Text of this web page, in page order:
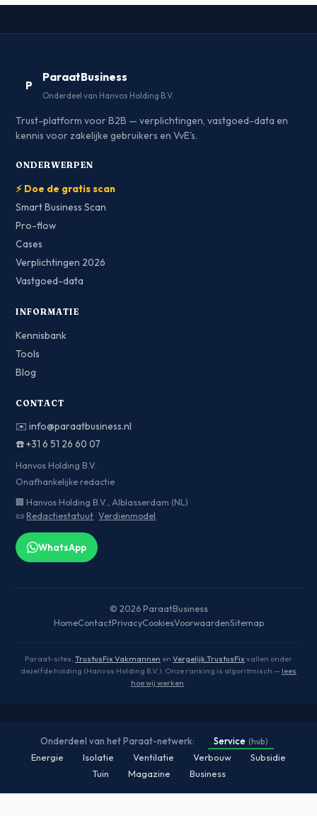
P
ParaatBusiness
Onderdeel van Hanvos Holding B.V.
Trust-platform voor B2B — verplichtingen, vastgoed-data en
kennis voor zakelijke gebruikers en VvE's.
ONDERWERPEN
⚡ Doe de gratis scan
Smart Business Scan
Pro-flow
Cases
Verplichtingen 2026
Vastgoed-data
INFORMATIE
Kennisbank
Tools
Blog
CONTACT
✉️info@paraatbusiness.nl
☎️+31 6 51 26 60 07
Hanvos Holding B.V.
Onafhankelijke redactie
🏢 Hanvos Holding B.V., Alblasserdam (NL)
📜 Redactiestatuut ·Verdienmodel
WhatsApp
© 2026 ParaatBusiness
HomeContactPrivacyCookiesVoorwaardenSitemap
Paraat-sites, TrustusFix Vakmannen en Vergelijk.TrustusFix vallen onder
dezelfde holding (Hanvos Holding B.V.). Onze ranking is algoritmisch — lees
hoe wij werken
Onderdeel van het Paraat-netwerk: Service (hub)
Energie Isolatie Ventilatie Verbouw
Subsidie
Tuin
Magazine Business